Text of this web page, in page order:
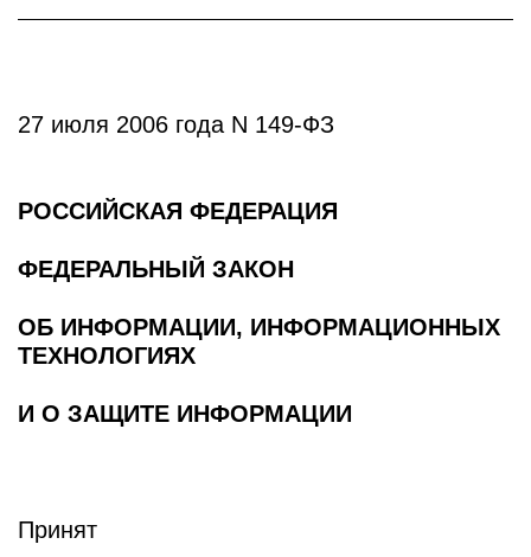
27 июля 2006 года N 149-ФЗ
РОССИЙСКАЯ ФЕДЕРАЦИЯ
ФЕДЕРАЛЬНЫЙ ЗАКОН
ОБ ИНФОРМАЦИИ, ИНФОРМАЦИОННЫХ
ТЕХНОЛОГИЯХ
И О ЗАЩИТЕ ИНФОРМАЦИИ
Принят